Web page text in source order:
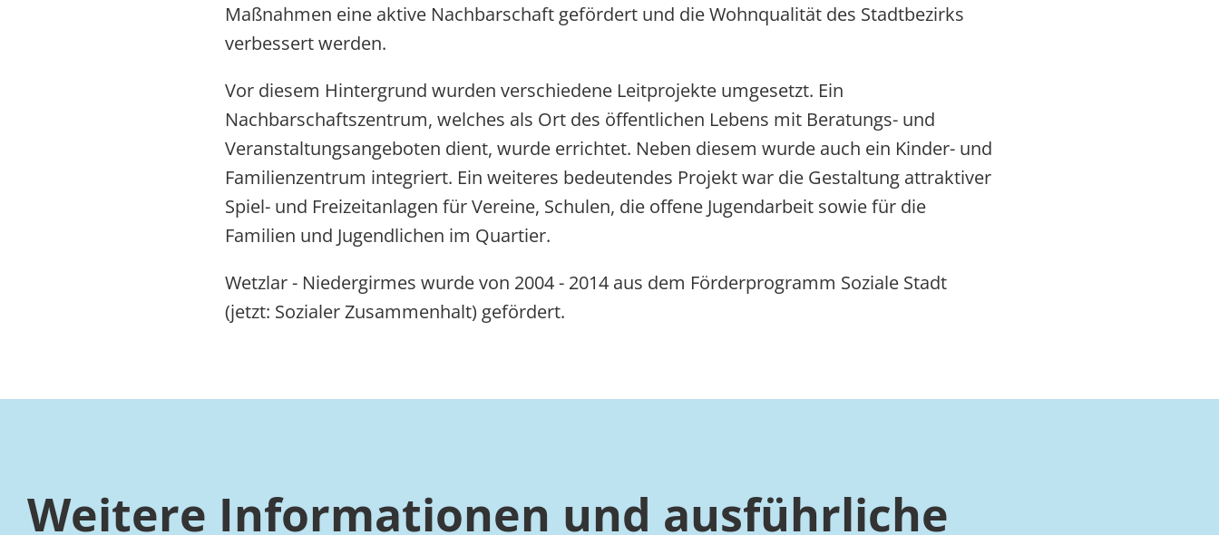
Maßnahmen eine aktive Nachbarschaft gefördert und die Wohnqualität des Stadtbezirks
verbessert werden.
Vor diesem Hintergrund wurden verschiedene Leitprojekte umgesetzt. Ein
Nachbarschaftszentrum, welches als Ort des öffentlichen Lebens mit Beratungs- und
Veranstaltungsangeboten dient, wurde errichtet. Neben diesem wurde auch ein Kinder- und
Familienzentrum integriert. Ein weiteres bedeutendes Projekt war die Gestaltung attraktiver
Spiel- und Freizeitanlagen für Vereine, Schulen, die offene Jugendarbeit sowie für die
Familien und Jugendlichen im Quartier.
Wetzlar - Niedergirmes wurde von 2004 - 2014 aus dem Förderprogramm Soziale Stadt
(jetzt: Sozialer Zusammenhalt) gefördert.
Weitere Informationen und ausführliche